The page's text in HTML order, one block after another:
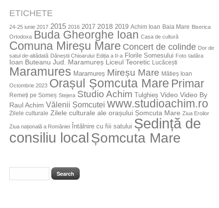
ETICHETE
24-25 iunie 2017 2015 2016 2017 2018 2019 Achim Ioan Baia Mare Biserica
Ortodoxa
Buda Gheorghe Ioan Casa de cultură
Comuna Mireșu Mare Concert de colinde Dor de
satul de-altădată Dăneștii Chioarului Ediția a II-a Florile Somesului Foto Iadăra
Ioan Buteanu Jud. Maramureș Liceul Teoretic Lucăcești
Maramures Maramureș Mireșu Mare Mătieș Ioan
Octombrie 2023 Orașul Șomcuta Mare Primar
Remeți pe Someș Stejera Studio Achim Tulghieș Video Video By
Raul Achim Vălenii Șomcutei www.studioachim.ro
Zilele culturale Zilele culturale ale orașului Șomcuta Mare Ziua Eroilor
Ziua națională a României Întâlnire cu fiii satului Ședință de
consiliu localȘomcuta Mare